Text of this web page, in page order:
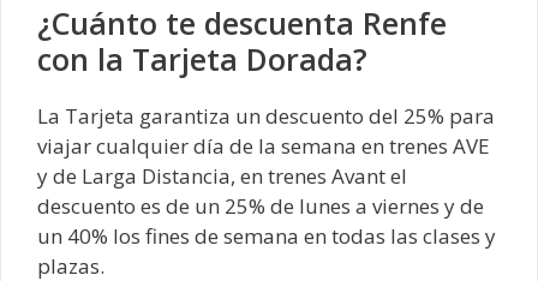
¿Cuánto te descuenta Renfe
con la Tarjeta Dorada?
La Tarjeta garantiza un descuento del 25% para
viajar cualquier día de la semana en trenes AVE
y de Larga Distancia, en trenes Avant el
descuento es de un 25% de lunes a viernes y de
un 40% los fines de semana en todas las clases y
plazas.